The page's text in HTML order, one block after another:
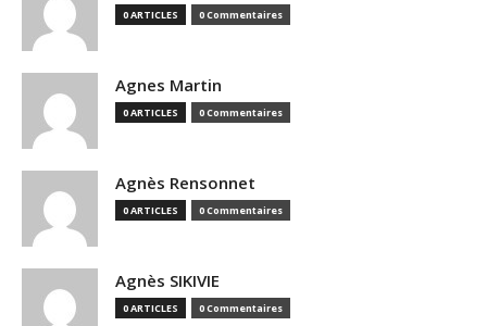
0 ARTICLES 0 Commentaires
Agnes Martin
0 ARTICLES 0 Commentaires
Agnès Rensonnet
0 ARTICLES 0 Commentaires
Agnès SIKIVIE
0 ARTICLES 0 Commentaires